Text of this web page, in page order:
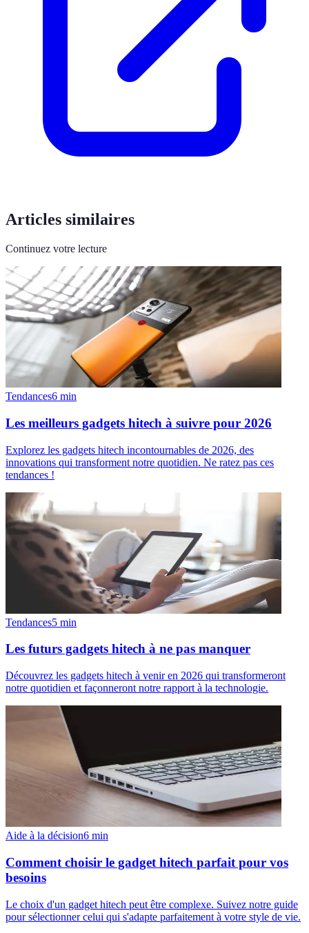
Articles similaires
Continuez votre lecture
Tendances6 min
Les meilleurs gadgets hitech à suivre pour 2026
Explorez les gadgets hitech incontournables de 2026, des
innovations qui transforment notre quotidien. Ne ratez pas ces
tendances !
Tendances5 min
Les futurs gadgets hitech à ne pas manquer
Découvrez les gadgets hitech à venir en 2026 qui transformeront
notre quotidien et façonneront notre rapport à la technologie.
Aide à la décision6 min
Comment choisir le gadget hitech parfait pour vos
besoins
Le choix d'un gadget hitech peut être complexe. Suivez notre guide
pour sélectionner celui qui s'adapte parfaitement à votre style de vie.